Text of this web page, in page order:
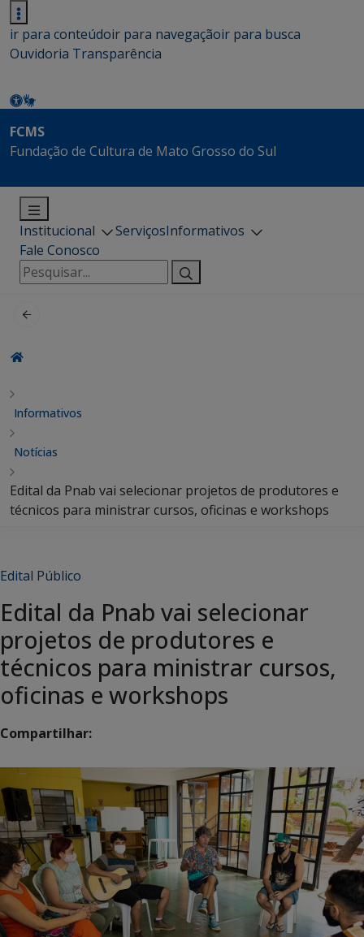
ir para conteúdoir para navegaçãoir para busca
Ouvidoria Transparência
FCMS
Fundação de Cultura de Mato Grosso do Sul
Institucional ServiçosInformativos
Fale Conosco
Pesquisar
por:
Informativos
Notícias
Edital da Pnab vai selecionar projetos de produtores e
técnicos para ministrar cursos, oficinas e workshops
Edital Público
Edital da Pnab vai selecionar
projetos de produtores e
técnicos para ministrar cursos,
oficinas e workshops
Compartilhar: